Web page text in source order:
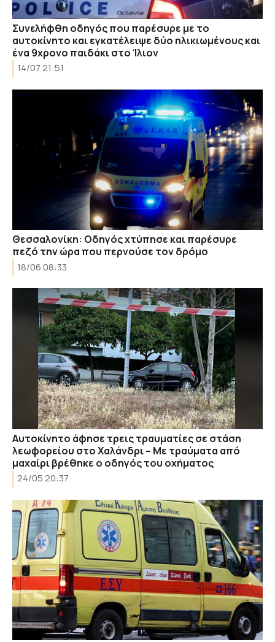
Συνελήφθη οδηγός που παρέσυρε με το
αυτοκίνητο και εγκατέλειψε δύο ηλικιωμένους και
ένα 9χρονο παιδάκι στο Ίλιον
14/07 21:51
Θεσσαλονίκη: Οδηγός χτύπησε και παρέσυρε
πεζό την ώρα που περνούσε τον δρόμο
18/06 08:33
Αυτοκίνητο άφησε τρεις τραυματίες σε στάση
λεωφορείου στο Χαλάνδρι – Με τραύματα από
μαχαίρι βρέθηκε ο οδηγός του οχήματος
24/05 20:37